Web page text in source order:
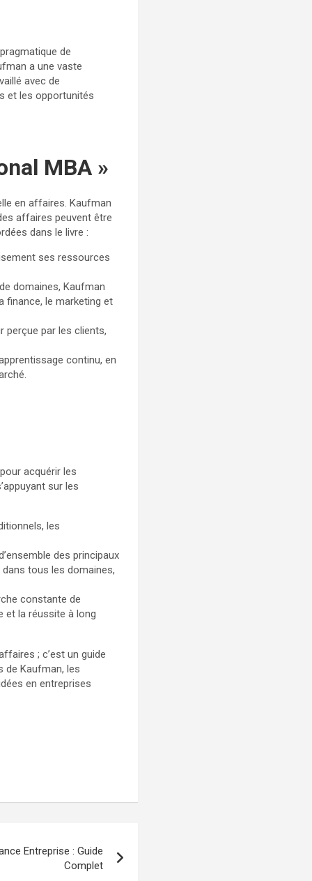
de
a une vaste
avec de
et les opportunités
MBA »
en affaires. Kaufman
affaires peuvent être
dans le livre :
ses ressources
domaines, Kaufman
finance, le marketing et
perçue par les clients,
continu, en
acquérir les
sur les
les
des principaux
tous les domaines,
constante de
et la réussite à long
; c’est un guide
de Kaufman, les
en entreprises
Entreprise : Guide
Complet